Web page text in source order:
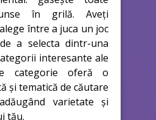
în grilă. Aveți
între a juca un joc
a selecta dintr-una
interesante ale
categorie oferă o
și tematică de căutare
varietate și
tău.